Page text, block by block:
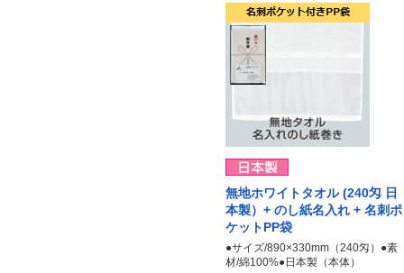
無地ホワイトタオル (240匁 日
本製）+ のし紙名入れ + 名刺ポ
ケットPP袋
●サイズ/890×330mm（240匁）●素
材/綿100%●日本製（本体）